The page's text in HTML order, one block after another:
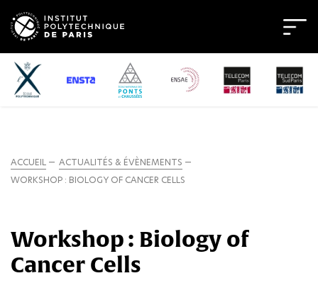
ACCUEIL
ACTUALITÉS & ÉVÈNEMENTS
WORKSHOP : BIOLOGY OF CANCER CELLS
Workshop : Biology of
Cancer Cells